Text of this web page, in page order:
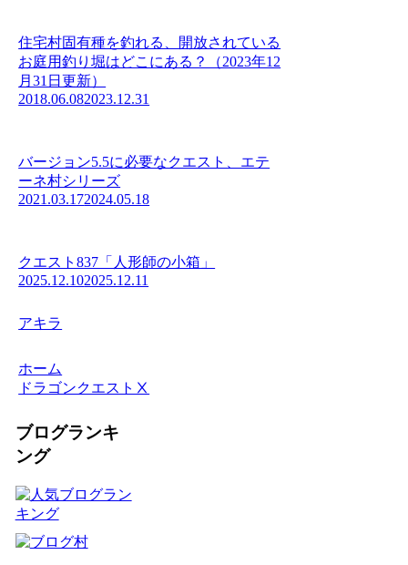
住宅村固有種を釣れる、開放されている
お庭用釣り堀はどこにある？（2023年12
月31日更新）
2018.06.082023.12.31
バージョン5.5に必要なクエスト、エテ
ーネ村シリーズ
2021.03.172024.05.18
クエスト837「人形師の小箱」
2025.12.102025.12.11
アキラ
ホーム
ドラゴンクエストⅩ
ブログランキ
ング